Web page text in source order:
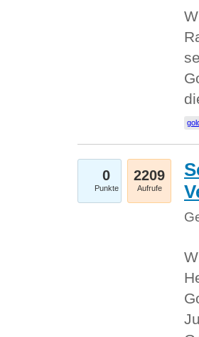
0
Punkte
2209
Aufrufe